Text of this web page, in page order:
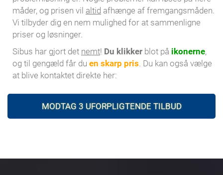
måder, og prisen vil altid afhænge af fremgangsmåden.
Vi tilbyder dig en nem mulighed for at sammenligne
priser og løsninger.
Sibus har gjort det nemt! Du klikker blot på ikonerne,
og til gengæld får du en skarp pris . Du kan også vælge
at blive kontaktet direkte her:
MODTAG 3 UFORPLIGTENDE TILBUD